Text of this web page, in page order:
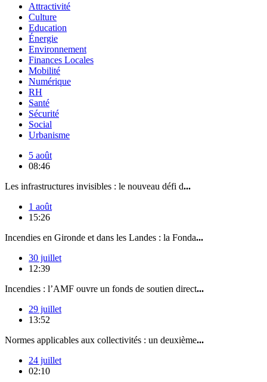
Attractivité
Culture
Education
Énergie
Environnement
Finances Locales
Mobilité
Numérique
RH
Santé
Sécurité
Social
Urbanisme
5 août
08:46
Les infrastructures invisibles : le nouveau défi d...
1 août
15:26
Incendies en Gironde et dans les Landes : la Fonda...
30 juillet
12:39
Incendies : l’AMF ouvre un fonds de soutien direct...
29 juillet
13:52
Normes applicables aux collectivités : un deuxième...
24 juillet
02:10